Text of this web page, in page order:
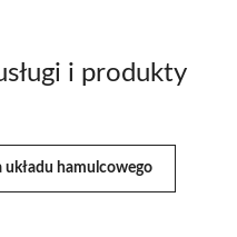
i produkty
układu hamulcowego